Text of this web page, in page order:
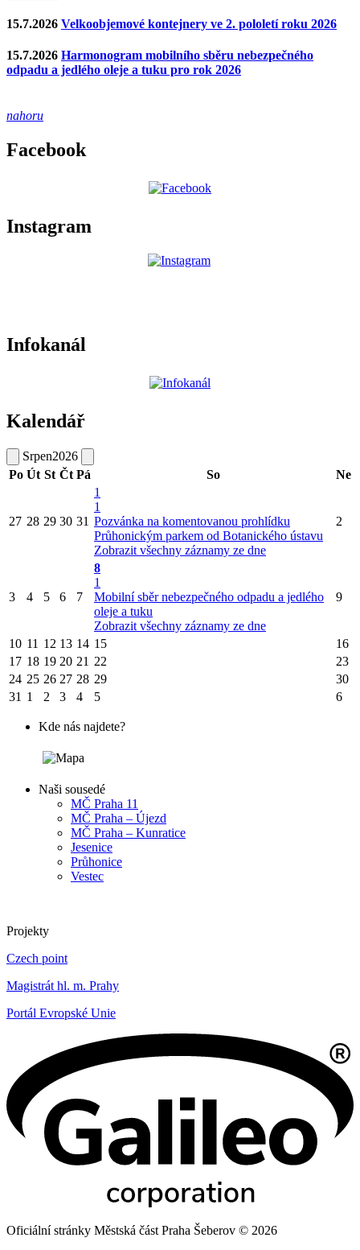
15.7.2026 Velkoobjemové kontejnery ve 2. pololetí roku 2026
15.7.2026 Harmonogram mobilního sběru nebezpečného
odpadu a jedlého oleje a tuku pro rok 2026
nahoru
Facebook
Instagram
Infokanál
Kalendář
Srpen2026
Po Út St Čt Pá So Ne
27 28 29 30 31
1
1
Pozvánka na komentovanou prohlídku
Průhonickým parkem od Botanického ústavu
Zobrazit všechny záznamy ze dne
2
3 4 5 6 7
8
1
Mobilní sběr nebezpečného odpadu a jedlého
oleje a tuku
Zobrazit všechny záznamy ze dne
9
10 11 12 13 14 15
16
17 18 19 20 21 22
23
24 25 26 27 28 29
30
31 1 2 3 4 5 6
Kde nás najdete?
Naši sousedé
MČ Praha 11
MČ Praha – Újezd
MČ Praha – Kunratice
Jesenice
Průhonice
Vestec
Projekty
Czech point
Magistrát hl. m. Prahy
Portál Evropské Unie
Oficiální stránky Městská část Praha Šeberov © 2026